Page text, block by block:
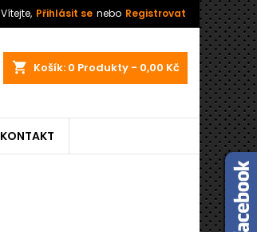
Vítejte, Přihlásit se nebo Registrovat
shopping_cart Košík: 0 Produkty - 0,00 Kč
KONTAKT